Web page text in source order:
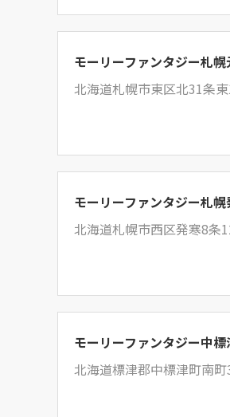
モーリーファンタジー札
北海道札幌市東区北31条
モーリーファンタジー札
北海道札幌市西区発寒8条
モーリーファンタジー中標
北海道標津郡中標津町南